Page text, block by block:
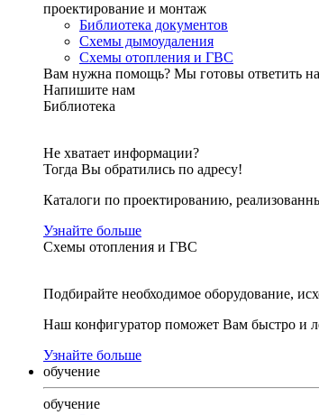
проектирование и монтаж
Библиотека документов
Схемы дымоудаления
Схемы отопления и ГВС
Вам нужна помощь? Мы готовы ответить
Напишите нам
Библиотека
Не хватает информации?
Тогда Вы обратились по адресу!
Каталоги по проектированию,
Узнайте больше
Схемы отопления и ГВС
Подбирайте необходимое оборудование,
Наш конфигуратор поможет Вам быстро и
Узнайте больше
обучение
обучение